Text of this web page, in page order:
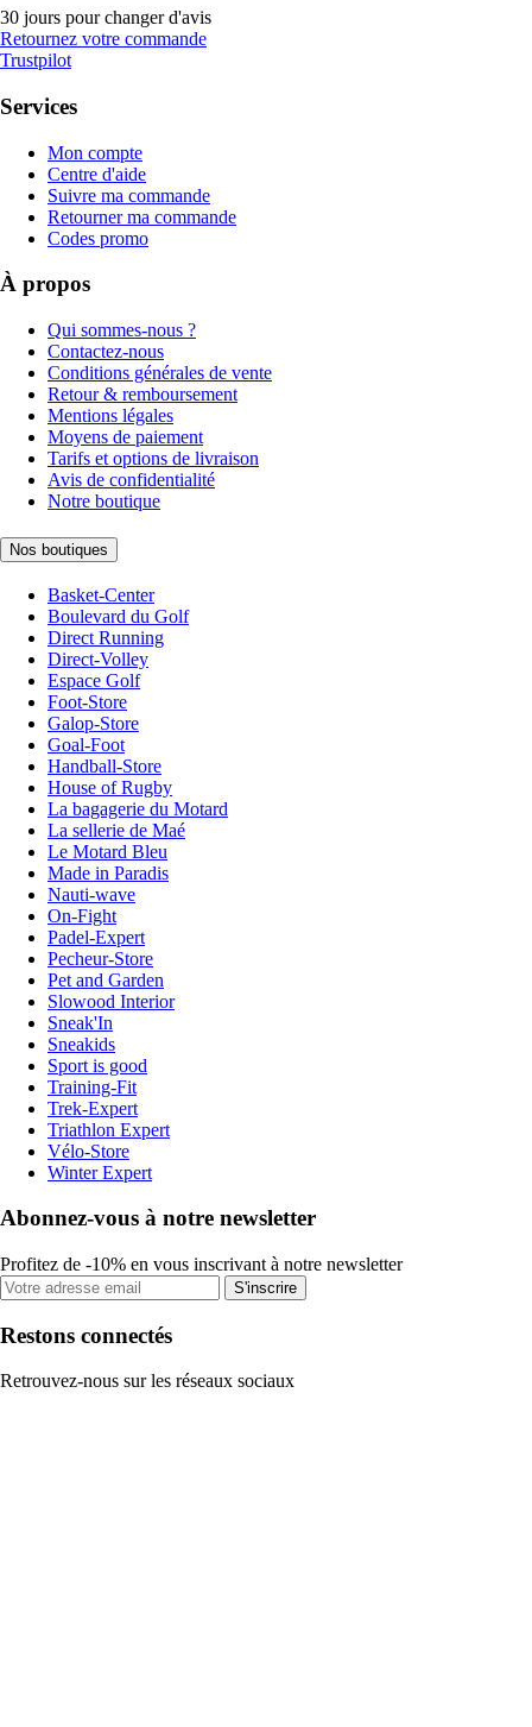
30 jours pour changer d'avis
Retournez votre commande
Trustpilot
Services
Mon compte
Centre d'aide
Suivre ma commande
Retourner ma commande
Codes promo
À propos
Qui sommes-nous ?
Contactez-nous
Conditions générales de vente
Retour & remboursement
Mentions légales
Moyens de paiement
Tarifs et options de livraison
Avis de confidentialité
Notre boutique
Nos boutiques
Basket-Center
Boulevard du Golf
Direct Running
Direct-Volley
Espace Golf
Foot-Store
Galop-Store
Goal-Foot
Handball-Store
House of Rugby
La bagagerie du Motard
La sellerie de Maé
Le Motard Bleu
Made in Paradis
Nauti-wave
On-Fight
Padel-Expert
Pecheur-Store
Pet and Garden
Slowood Interior
Sneak'In
Sneakids
Sport is good
Training-Fit
Trek-Expert
Triathlon Expert
Vélo-Store
Winter Expert
Abonnez-vous à notre newsletter
Profitez de -10% en vous inscrivant à notre newsletter
S'inscrire
Restons connectés
Retrouvez-nous sur les réseaux sociaux